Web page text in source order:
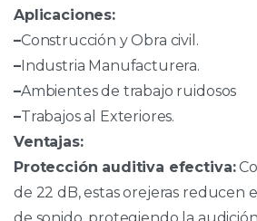
Aplicaciones:
–Construcción y Obra civil.
–Industria Manufacturera.
–Ambientes de trabajo ruidosos
–Trabajos al Exteriores.
Ventajas:
Protección auditiva efectiva:
de 22 dB, estas orejeras reducen